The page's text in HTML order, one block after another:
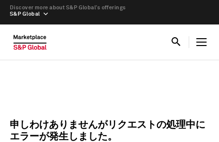
S&P Global
Discover more about S&P Global’s offerings
申しわけありませんがリクエストの処理中に
エラーが発生しました。